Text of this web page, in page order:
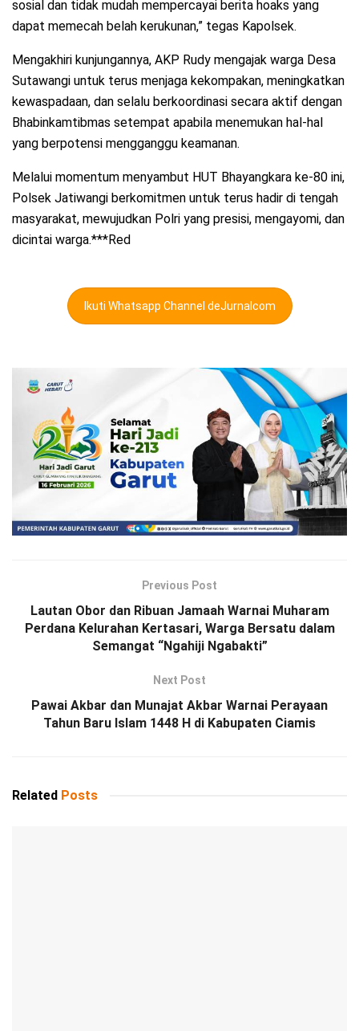
sosial dan tidak mudah mempercayai berita hoaks yang
dapat memecah belah kerukunan,” tegas Kapolsek.
​Mengakhiri kunjungannya, AKP Rudy mengajak warga Desa
Sutawangi untuk terus menjaga kekompakan, meningkatkan
kewaspadaan, dan selalu berkoordinasi secara aktif dengan
Bhabinkamtibmas setempat apabila menemukan hal-hal
yang berpotensi mengganggu keamanan.
​Melalui momentum menyambut HUT Bhayangkara ke-80 ini,
Polsek Jatiwangi berkomitmen untuk terus hadir di tengah
masyarakat, mewujudkan Polri yang presisi, mengayomi, dan
dicintai warga.***Red
Ikuti Whatsapp Channel deJurnalcom
Previous Post
Lautan Obor dan Ribuan Jamaah Warnai Muharam
Perdana Kelurahan Kertasari, Warga Bersatu dalam
Semangat “Ngahiji Ngabakti”
Next Post
Pawai Akbar dan Munajat Akbar Warnai Perayaan
Tahun Baru Islam 1448 H di Kabupaten Ciamis
Related Posts